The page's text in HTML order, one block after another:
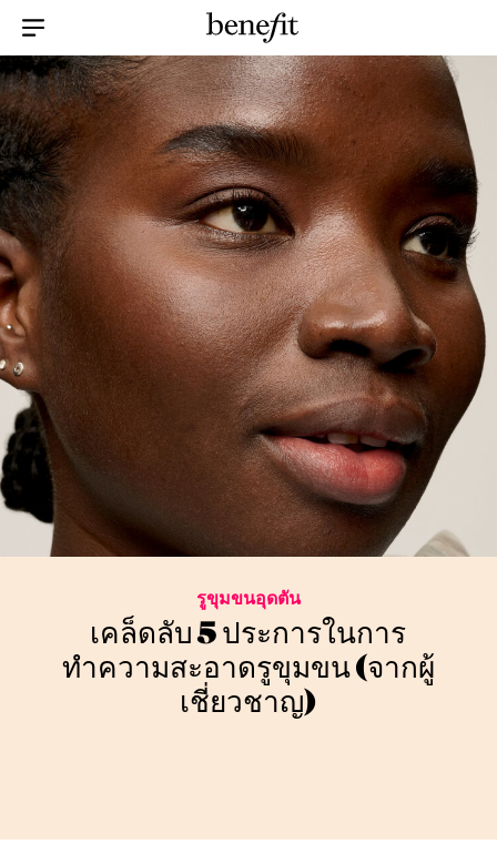
รูขุมขนอุดตัน
เคล็ดลับ 5 ประการในการ
ทำความสะอาดรูขุมขน (จากผู้
เชี่ยวชาญ)